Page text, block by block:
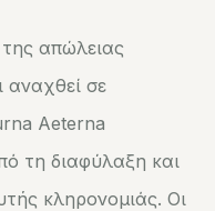
απώλειας
αναχθεί σε
Aeterna
τη διαφύλαξη και
κληρονομιάς. Οι